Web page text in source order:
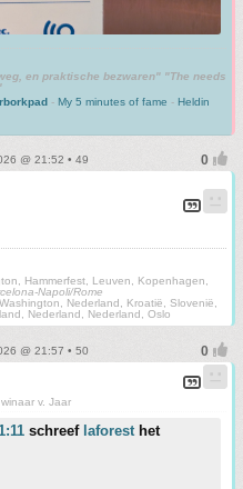
en praktische bezwaren" "The needs
- My 5 minutes of fame - Heldin
@ 21:52 • 49
Hammerfest, Leuven, Kopenhagen,
Napoli/Rome
Nederland, Kroatië, Slovenië,
Nederland, Nederland, Oslo
@ 21:57 • 50
v. Jaar
schreef laforest het